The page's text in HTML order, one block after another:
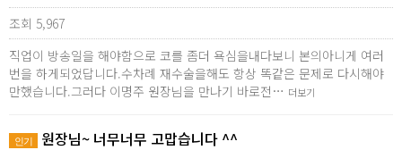
조회 5,967
직업이 방송일을 해야함으로 코를 좀더 욕심을내다보니 본의아니게 여러
번을 하게되었답니다.수차례 재수술을해도 항상 똑같은 문제로 다시해야
만했습니다.그러다 이명주 원장님을 만나기 바로전… 더보기
인기 원장님~ 너무너무 고맙습니다 ^^